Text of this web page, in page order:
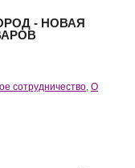
- НОВАЯ
сотрудничество, О